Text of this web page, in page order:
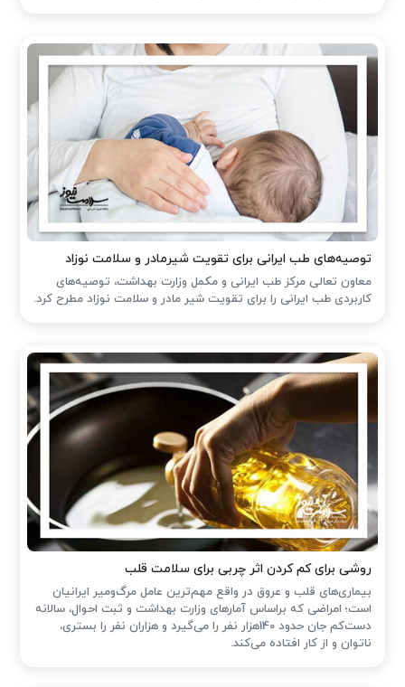
توصیه‌های طب ایرانی برای تقویت شیرمادر و سلامت نوزاد
معاون تعالی مرکز طب ایرانی و مکمل وزارت بهداشت، توصیه‌های
کاربردی طب ایرانی را برای تقویت شیر مادر و سلامت نوزاد مطرح کرد.
روشی برای کم کردن اثر چربی برای سلامت قلب
بیماری‌های قلب و عروق در واقع مهم‌ترین عامل مرگ‌ومیر ایرانیان
است؛ امراضی که براساس آمارهای وزارت بهداشت و ثبت احوال، سالانه
دست‌کم جان حدود 140هزار نفر را می‌گیرد و هزاران نفر را بستری،
ناتوان و از کار افتاده می‌کند.